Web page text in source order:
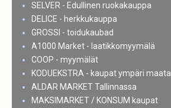
SELVER - Edullinen ruokakauppa
DELICE - herkkukauppa
GROSSI - toidukaubad
A1000 Market - laatikkomyymälä
COOP - myymälät
KODUEKSTRA - kaupat ympäri maata
ALDAR MARKET Tallinnassa
MAKSIMARKET / KONSUM kaupat